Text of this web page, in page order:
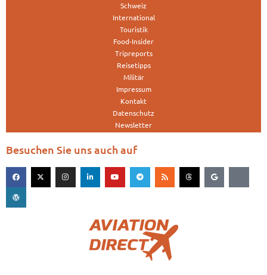
Schweiz
International
Touristik
Food-Insider
Tripreports
Reisetipps
Militär
Impressum
Kontakt
Datenschutz
Newsletter
Besuchen Sie uns auch auf